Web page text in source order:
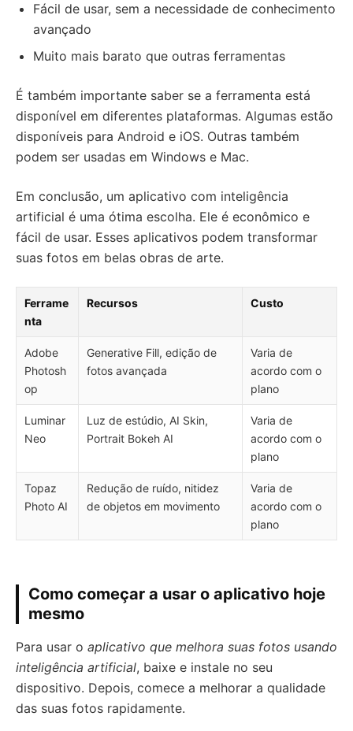
Fácil de usar, sem a necessidade de conhecimento
avançado
Muito mais barato que outras ferramentas
É também importante saber se a ferramenta está
disponível em diferentes plataformas. Algumas estão
disponíveis para Android e iOS. Outras também
podem ser usadas em Windows e Mac.
Em conclusão, um aplicativo com inteligência
artificial é uma ótima escolha. Ele é econômico e
fácil de usar. Esses aplicativos podem transformar
suas fotos em belas obras de arte.
Ferrame
nta
Recursos Custo
Adobe
Photosh
op
Generative Fill, edição de
fotos avançada
Varia de
acordo com o
plano
Luminar
Neo
Luz de estúdio, AI Skin,
Portrait Bokeh AI
Varia de
acordo com o
plano
Topaz
Photo AI
Redução de ruído, nitidez
de objetos em movimento
Varia de
acordo com o
plano
Como começar a usar o aplicativo hoje
mesmo
Para usar o aplicativo que melhora suas fotos usando
inteligência artificial, baixe e instale no seu
dispositivo. Depois, comece a melhorar a qualidade
das suas fotos rapidamente.